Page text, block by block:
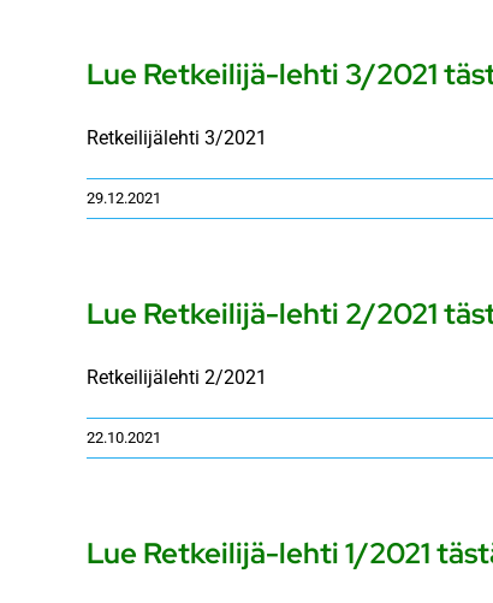
Lue Retkeilijä-lehti 3/2021
Retkeilijälehti 3/2021
29.12.2021
Lue Retkeilijä-lehti 2/2021
Retkeilijälehti 2/2021
22.10.2021
Lue Retkeilijä-lehti 1/2021